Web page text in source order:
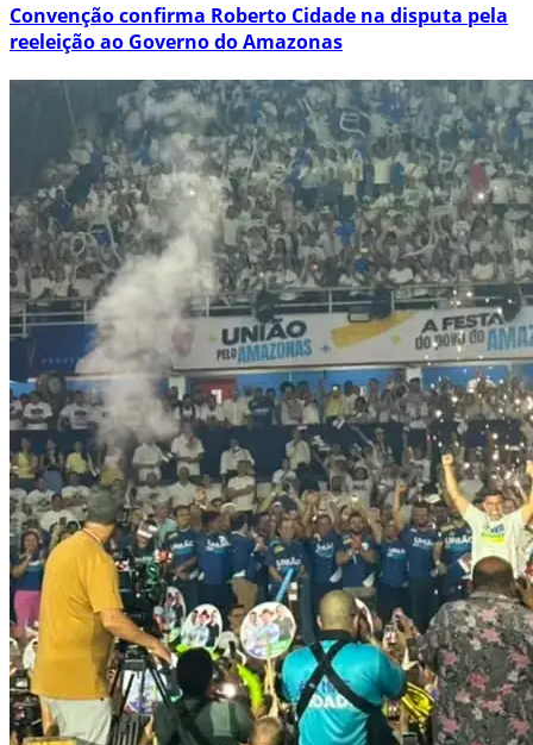
Convenção confirma Roberto Cidade na disputa pela
reeleição ao Governo do Amazonas